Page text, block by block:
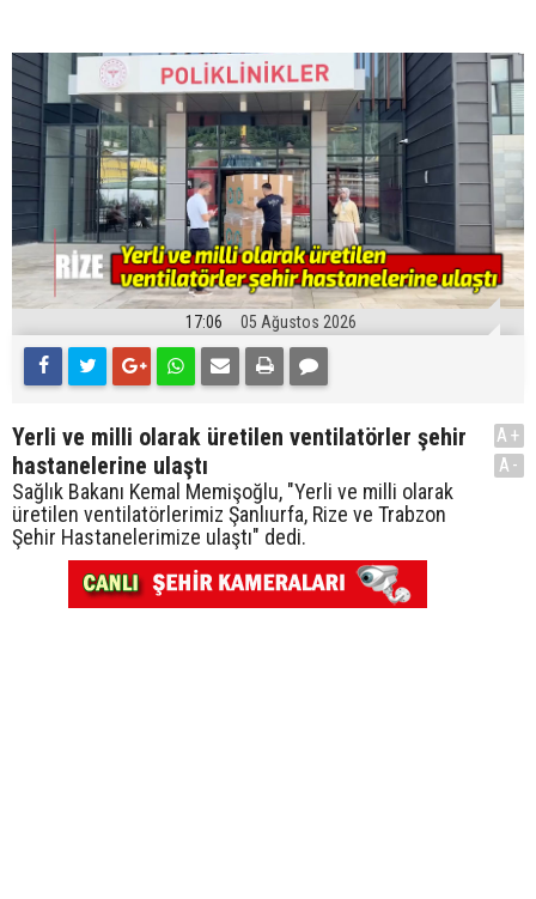
17:06 05 Ağustos 2026
Yerli ve milli olarak üretilen ventilatörler şehir
hastanelerine ulaştı
Sağlık Bakanı Kemal Memişoğlu, "Yerli ve milli olarak
üretilen ventilatörlerimiz Şanlıurfa, Rize ve Trabzon
Şehir Hastanelerimize ulaştı" dedi.
A+
A-